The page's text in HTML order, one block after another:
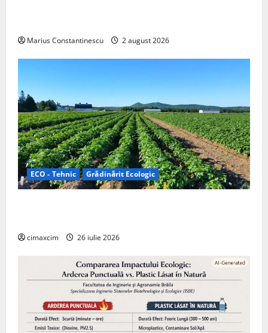
Marius Constantinescu 2 august 2026
ECO - Tehnic Grădinărit Ecologic
cimaxcim 26 iulie 2026